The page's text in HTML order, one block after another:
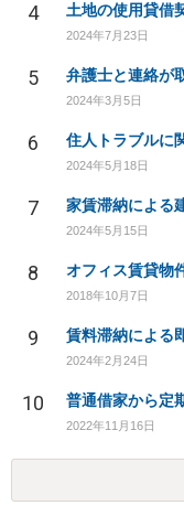
4 土地の使用貸借
2024年7月23日
5 弁護士と連絡が
2024年3月5日
6
2024年5月18日
7 家賃滞納による
2024年5月15日
8
2018年10月7日
9 賃料滞納による
2024年2月24日
10
2022年11月16日